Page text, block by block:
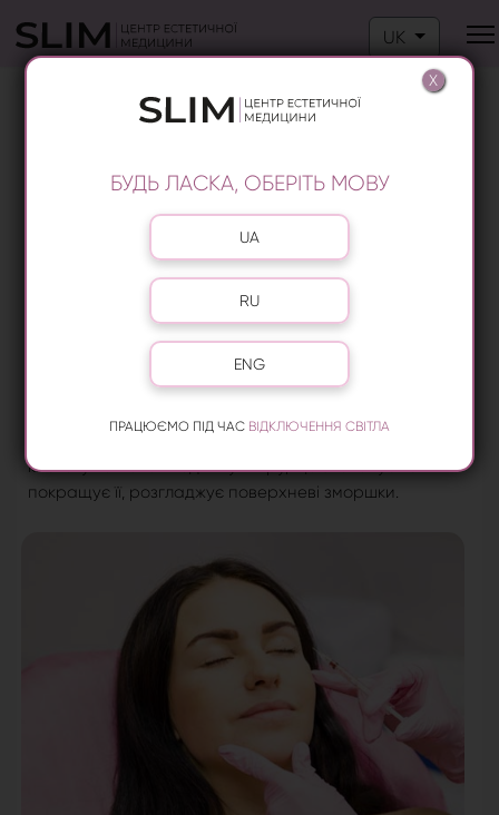
Оберіть свою
UK
БІОРЕВІТАЛІЗАЦІЯ ШКІРИ ОБЛИЧЧЯ
Якщо ви хочете зволожити шкіру, зупинити зовнішній
прояв вікових змін, рекомендуємо записатися на
косметологічну процедурубіоревіталізація шкіри
Введення біопрепаратів у шкіру обличчя, шиї,
декольте дозволяє відновити та нормалізувати водний
баланс у клітинах, запустити процеси омолодження
та ліфтингу. Біоревіталізацію обличчя та тіла варто
довірити лише лікарям, й центр естетичної медицини
Слім на Виноградарі у Варшавському кварталі, саме
кислоту точково вводять у шкіру, що зволожує та
покращує її, розгладжує поверхневі зморшки.
БУДЬ ЛАСКА, ОБЕРІТЬ МОВУ
Оберіть свою мову
UA
RU
ENG
ПРАЦЮЄМО ПІД ЧАС ВІДКЛЮЧЕННЯ СВІТЛА
X